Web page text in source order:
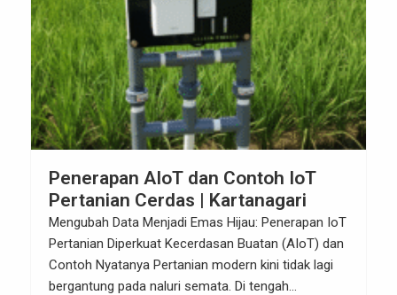
Penerapan AIoT dan Contoh IoT
Pertanian Cerdas | Kartanagari
Mengubah Data Menjadi Emas Hijau: Penerapan IoT
Pertanian Diperkuat Kecerdasan Buatan (AIoT) dan
Contoh Nyatanya Pertanian modern kini tidak lagi
bergantung pada naluri semata. Di tengah